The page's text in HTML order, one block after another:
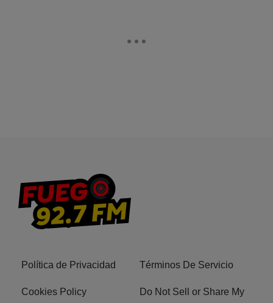
Política de Privacidad Términos De Servicio
Cookies Policy
Do Not Sell or Share My